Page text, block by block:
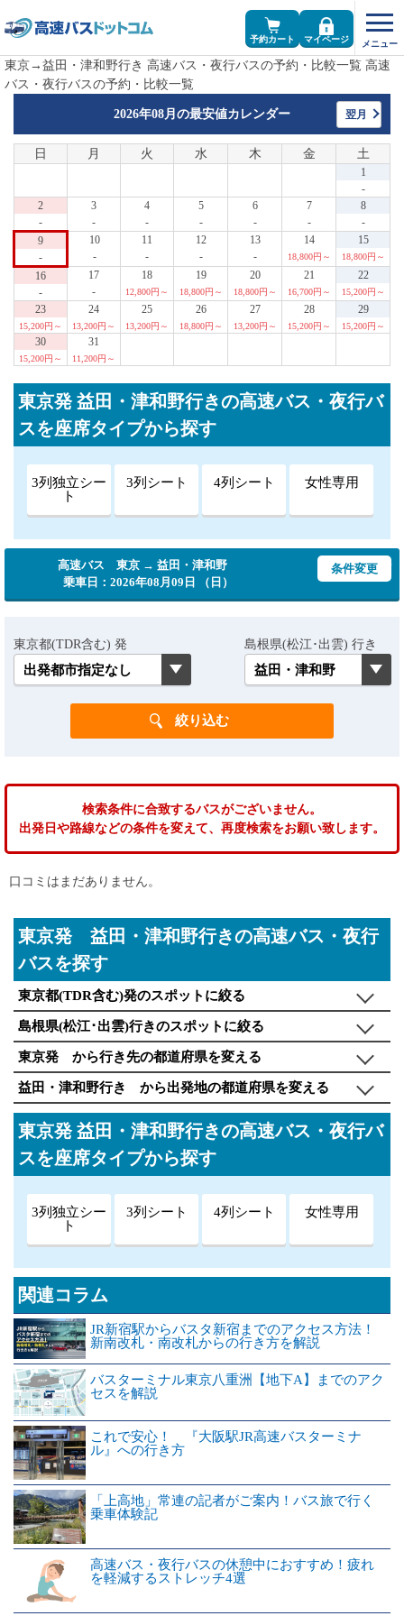
予約カート マイページ
東京→益田・津和野行き 高速バス・夜行バスの予約・比較一覧 高速
バス・夜行バスの予約・比較一覧
2026年08月の最安値カレンダー 翌月
日 月 火 水 木 金 土
1
-
2
-
3
-
4
-
5
-
6
-
7
-
8
-
9
-
10
-
11
-
12
-
13
-
14
18,800円～
15
18,800円～
16
-
17
-
18
12,800円～
19
18,800円～
20
18,800円～
21
16,700円～
22
15,200円～
23
15,200円～
24
13,200円～
25
13,200円～
26
18,800円～
27
13,200円～
28
15,200円～
29
15,200円～
30
15,200円～
31
11,200円～
東京発 益田・津和野行きの高速バス・夜行バ
スを座席タイプから探す
3列独立シー
ト
3列シート 4列シート 女性専用
高速バス 東京 → 益田・津和野
乗車日：2026年08月09日 （日）
条件変更
東京都(TDR含む) 発 島根県(松江･出雲) 行き
検索条件に合致するバスがございません。
出発日や路線などの条件を変えて、再度検索をお願い致します。
口コミはまだありません。
東京発 益田・津和野行きの高速バス・夜行
バスを探す
東京都(TDR含む)発のスポットに絞る
島根県(松江･出雲)行きのスポットに絞る
東京発 から行き先の都道府県を変える
益田・津和野行き から出発地の都道府県を変える
東京発 益田・津和野行きの高速バス・夜行バ
スを座席タイプから探す
3列独立シー
ト
3列シート 4列シート 女性専用
関連コラム
JR新宿駅からバスタ新宿までのアクセス方法！
新南改札・南改札からの行き方を解説
バスターミナル東京八重洲【地下A】までのアク
セスを解説
これで安心！ 『大阪駅JR高速バスターミナ
ル』への行き方
「上高地」常連の記者がご案内！バス旅で行く
乗車体験記
高速バス・夜行バスの休憩中におすすめ！疲れ
を軽減するストレッチ4選